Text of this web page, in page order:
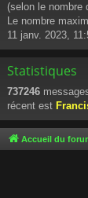
(selon le nombre
Le nombre
11 janv. 2023,
Statistiques
737246
récent est
Accueil du